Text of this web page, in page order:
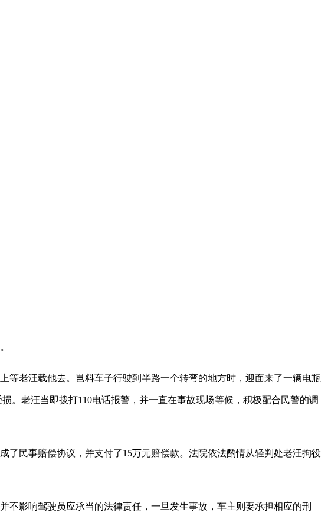
老汪载他去。岂料车子行驶到半路一个转弯的地方时，迎面来了一辆电瓶
。老汪当即拨打110电话报警，并一直在事故现场等候，积极配合民警的调
了民事赔偿协议，并支付了15万元赔偿款。法院依法酌情从轻判处老汪拘役
影响驾驶员应承当的法律责任，一旦发生事故，车主则要承担相应的刑